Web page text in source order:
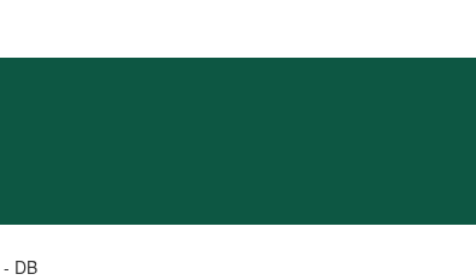
- DB